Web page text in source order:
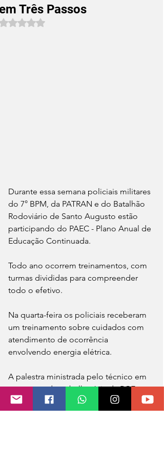
Três Passos
Avaliado com NaN de 5 estrelas.
Durante essa semana policiais militares
do 7° BPM, da PATRAN e do Batalhão
Rodoviário de Santo Augusto estão
participando do PAEC - Plano Anual de
Educação Continuada.
Todo ano ocorrem treinamentos, com
turmas divididas para compreender
todo o efetivo.
Na quarta-feira os policiais receberam
um treinamento sobre cuidados com
atendimento de ocorrência
envolvendo energia elétrica.
A palestra ministrada pelo técnico em
segurança do trabalho Jair, da RGE,
procurou mostrar a importância os
perigos que podem estar envolvidos